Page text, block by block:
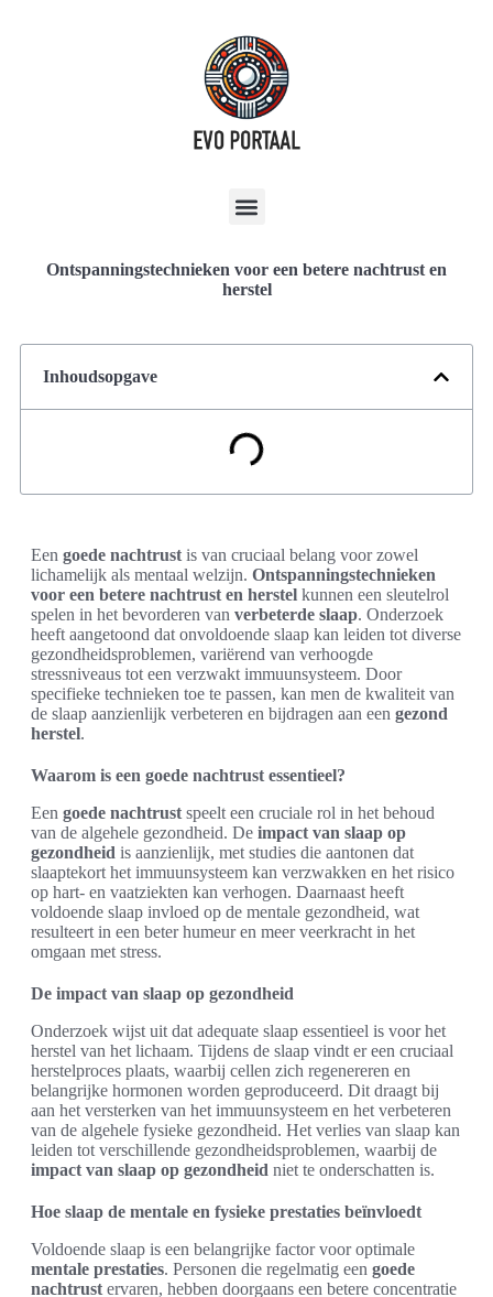
Ontspanningstechnieken voor een betere nachtrust en
herstel
Inhoudsopgave
Een goede nachtrust is van cruciaal belang voor zowel
lichamelijk als mentaal welzijn. Ontspanningstechnieken
voor een betere nachtrust en herstel kunnen een sleutelrol
spelen in het bevorderen van verbeterde slaap. Onderzoek
heeft aangetoond dat onvoldoende slaap kan leiden tot diverse
gezondheidsproblemen, variërend van verhoogde
stressniveaus tot een verzwakt immuunsysteem. Door
specifieke technieken toe te passen, kan men de kwaliteit van
de slaap aanzienlijk verbeteren en bijdragen aan een gezond
herstel.
Waarom is een goede nachtrust essentieel?
Een goede nachtrust speelt een cruciale rol in het behoud
van de algehele gezondheid. De impact van slaap op
gezondheid is aanzienlijk, met studies die aantonen dat
slaaptekort het immuunsysteem kan verzwakken en het risico
op hart- en vaatziekten kan verhogen. Daarnaast heeft
voldoende slaap invloed op de mentale gezondheid, wat
resulteert in een beter humeur en meer veerkracht in het
omgaan met stress.
De impact van slaap op gezondheid
Onderzoek wijst uit dat adequate slaap essentieel is voor het
herstel van het lichaam. Tijdens de slaap vindt er een cruciaal
herstelproces plaats, waarbij cellen zich regenereren en
belangrijke hormonen worden geproduceerd. Dit draagt bij
aan het versterken van het immuunsysteem en het verbeteren
van de algehele fysieke gezondheid. Het verlies van slaap kan
leiden tot verschillende gezondheidsproblemen, waarbij de
impact van slaap op gezondheid niet te onderschatten is.
Hoe slaap de mentale en fysieke prestaties beïnvloedt
Voldoende slaap is een belangrijke factor voor optimale
mentale prestaties. Personen die regelmatig een goede
nachtrust ervaren, hebben doorgaans een betere concentratie